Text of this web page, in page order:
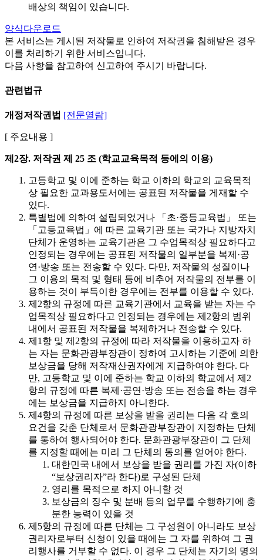
배상의 책임이 있습니다.
양식다운로드
본 서비스는 게시된 저작물로 인하여 저작권을 침해받은 경우
이를 처리하기 위한 서비스입니다.
다음 사항을 참고하여 신고하여 주시기 바랍니다.
관련법규
개정저작권법 [전문열람]
[ 주요내용 ]
제2장. 저작권 제 25 조 (학교교육목적 등에의 이용)
고등학교 및 이에 준하는 학교 이하의 학교의 교육목적
상 필요한 교과용도서에는 공표된 저작물을 게재할 수
있다.
특별법에 의하여 설립되었거나 「초·중등교육법」 또는
「고등교육법」에 따른 교육기관 또는 국가나 지방자치
단체가 운영하는 교육기관은 그 수업목적상 필요하다고
인정되는 경우에는 공표된 저작물의 일부분을 복제·공
연·방송 또는 전송할 수 있다. 다만, 저작물의 성질이나
그 이용의 목적 및 형태 등에 비추어 저작물의 전부를 이
용하는 것이 부득이한 경우에는 전부를 이용할 수 있다.
제2항의 규정에 따른 교육기관에서 교육을 받는 자는 수
업목적상 필요하다고 인정되는 경우에는 제2항의 범위
내에서 공표된 저작물을 복제하거나 전송할 수 있다.
제1항 및 제2항의 규정에 따라 저작물을 이용하고자 하
는 자는 문화관광부장관이 정하여 고시하는 기준에 의한
보상금을 당해 저작재산권자에게 지급하여야 한다. 다
만, 고등학교 및 이에 준하는 학교 이하의 학교에서 제2
항의 규정에 따른 복제·공연·방송 또는 전송을 하는 경우
에는 보상금을 지급하지 아니한다.
제4항의 규정에 따른 보상을 받을 권리는 다음 각 호의
요건을 갖춘 단체로서 문화관광부장관이 지정하는 단체
를 통하여 행사되어야 한다. 문화관광부장관이 그 단체
를 지정할 때에는 미리 그 단체의 동의를 얻어야 한다.
대한민국 내에서 보상을 받을 권리를 가진 자(이하
“보상권리자”라 한다)로 구성된 단체
영리를 목적으로 하지 아니할 것
보상금의 징수 및 분배 등의 업무를 수행하기에 충
분한 능력이 있을 것
제5항의 규정에 따른 단체는 그 구성원이 아니라도 보상
권리자로부터 신청이 있을 때에는 그 자를 위하여 그 권
리행사를 거부할 수 없다. 이 경우 그 단체는 자기의 명의